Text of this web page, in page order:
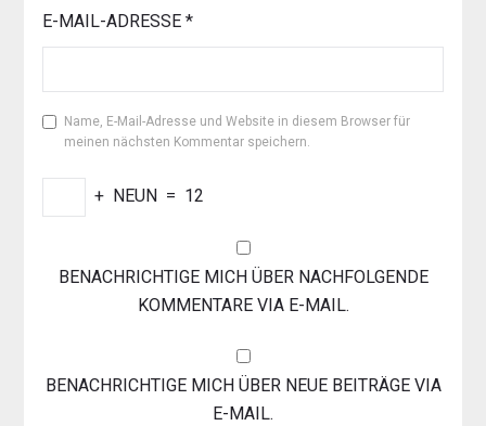
E-MAIL-ADRESSE *
Name, E-Mail-Adresse und Website in diesem Browser für
meinen nächsten Kommentar speichern.
+ NEUN = 12
BENACHRICHTIGE MICH ÜBER NACHFOLGENDE
KOMMENTARE VIA E-MAIL.
BENACHRICHTIGE MICH ÜBER NEUE BEITRÄGE VIA
E-MAIL.